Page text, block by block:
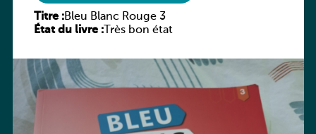
Titre :Bleu Blanc Rouge 3
État du livre :Très bon état